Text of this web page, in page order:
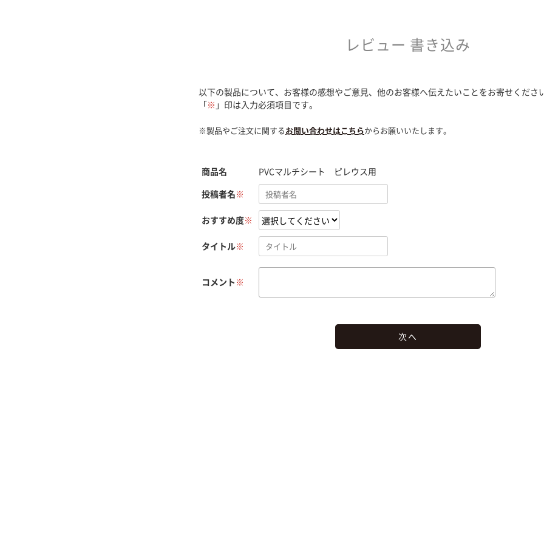
レビュー 書き込み
以下の製品について、お客様の感想やご意見、他のお客様へ伝えたいことをお寄せくださ
「※ 」印は入力必須項目です。
※製品やご注文に関するお問い合わせはこちらからお願いいたします。
商品名
PVCマルチシート ピレウス用
投稿者名※
おすすめ度※
タイトル※
コメント ※